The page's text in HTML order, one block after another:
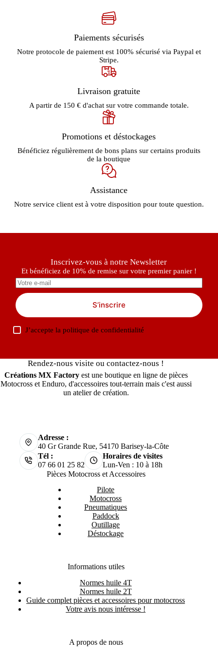
Paiements sécurisés
Notre protocole de paiement est 100% sécurisé via Paypal et
Stripe.
Livraison gratuite
A partir de 150 € d'achat sur votre commande totale.
Promotions et déstockages
Bénéficiez régulièrement de bons plans sur certains produits
de la boutique
Assistance
Notre service client est à votre disposition pour toute question.
Inscrivez-vous à notre Newsletter
Et bénéficiez de 10% de remise sur votre premier panier !
S’inscrire
J’accepte lapolitique de confidentialité
Rendez-nous visite ou contactez-nous !
Créations MX Factoryest une boutique en ligne de pièces
Motocross et Enduro, d'accessoires tout-terrain mais c'est aussi
un atelier de création.
Adresse :
40 Gr Grande Rue, 54170 Barisey-la-Côte
Tél :
07 66 01 25 82
Horaires de visites
Lun-Ven : 10 à 18h
Pièces Motocross et Accessoires
Pilote
Motocross
Pneumatiques
Paddock
Outillage
Déstockage
Informations utiles
Normes huile 4T
Normes huile 2T
Guide complet pièces et accessoires pour motocross
Votre avis nous intéresse !
A propos de nous